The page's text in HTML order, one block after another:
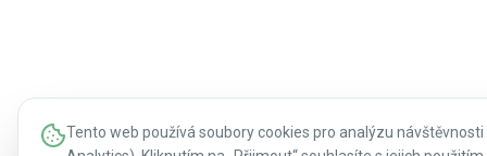
Tento web používá soubory cookies pro analýzu návštěvnosti